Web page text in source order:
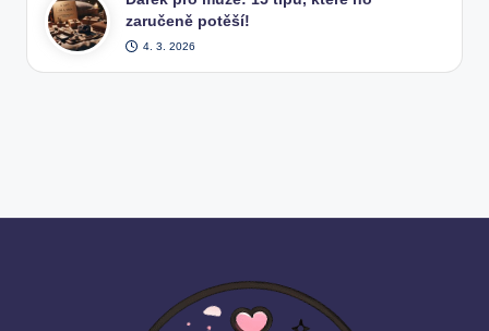
zaručeně potěší!
4. 3. 2026